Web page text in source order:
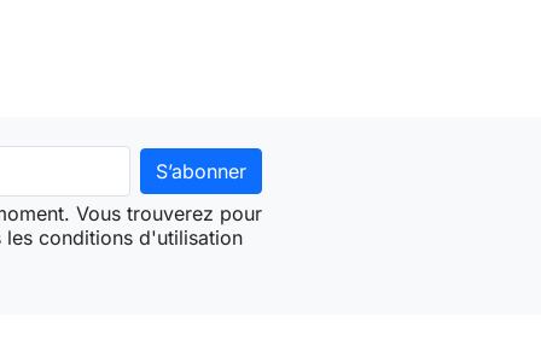
Vous trouverez pour
conditions d'utilisation